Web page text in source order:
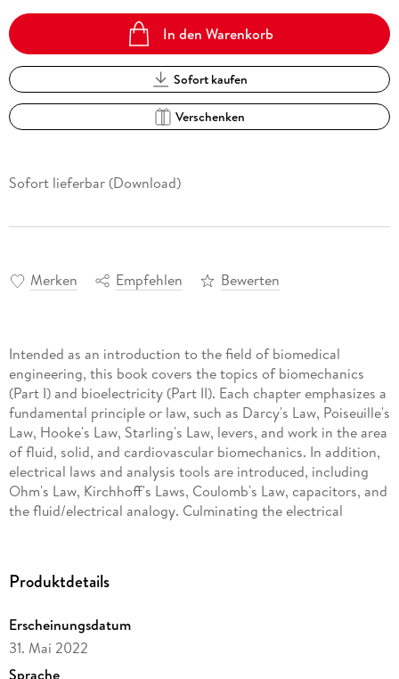
In den Warenkorb
Sofort kaufen
Verschenken
Sofort lieferbar (Download)
Merken Empfehlen Bewerten
Intended as an introduction to the field of biomedical
engineering, this book covers the topics of biomechanics
(Part I) and bioelectricity (Part II). Each chapter emphasizes a
fundamental principle or law, such as Darcy's Law, Poiseuille's
Law, Hooke's Law, Starling's Law, levers, and work in the area
of fluid, solid, and cardiovascular biomechanics. In addition,
electrical laws and analysis tools are introduced, including
Ohm's Law, Kirchhoff's Laws, Coulomb's Law, capacitors, and
the fluid/electrical analogy. Culminating the electrical
the end of each chapter. A semester-long Major Project that
both a Matlab numerical simulation and an electrical analog
circuit, ties many of the book's concepts together. Table of
Contents: Ohm's Law: Current, Voltage and Resistance /
Produktdetails
Erscheinungsdatum
31. Mai 2022
Sprache